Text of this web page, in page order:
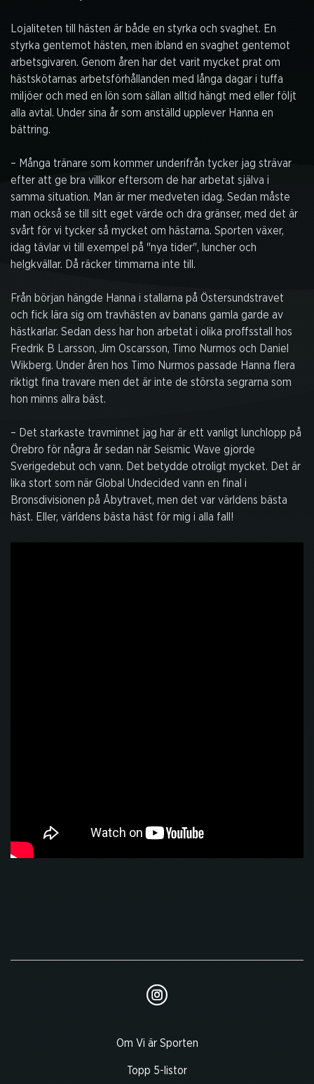
Lojaliteten till hästen är både en styrka och svaghet. En
styrka gentemot hästen, men ibland en svaghet gentemot
arbetsgivaren. Genom åren har det varit mycket prat om
hästskötarnas arbetsförhållanden med långa dagar i tuffa
miljöer och med en lön som sällan alltid hängt med eller följt
alla avtal. Under sina år som anställd upplever Hanna en
bättring.
– Många tränare som kommer underifrån tycker jag strävar
efter att ge bra villkor eftersom de har arbetat själva i
samma situation. Man är mer medveten idag. Sedan måste
man också se till sitt eget värde och dra gränser, med det är
svårt för vi tycker så mycket om hästarna. Sporten växer,
idag tävlar vi till exempel på "nya tider", luncher och
helgkvällar. Då räcker timmarna inte till.
Från början hängde Hanna i stallarna på Östersundstravet
och fick lära sig om travhästen av banans gamla garde av
hästkarlar. Sedan dess har hon arbetat i olika proffsstall hos
Fredrik B Larsson, Jim Oscarsson, Timo Nurmos och Daniel
Wikberg. Under åren hos Timo Nurmos passade Hanna flera
riktigt fina travare men det är inte de största segrarna som
hon minns allra bäst.
– Det starkaste travminnet jag har är ett vanligt lunchlopp på
Örebro för några år sedan när Seismic Wave gjorde
Sverigedebut och vann. Det betydde otroligt mycket. Det är
lika stort som när Global Undecided vann en final i
Bronsdivisionen på Åbytravet, men det var världens bästa
häst. Eller, världens bästa häst för mig i alla fall!
Om Vi är Sporten
Topp 5-listor